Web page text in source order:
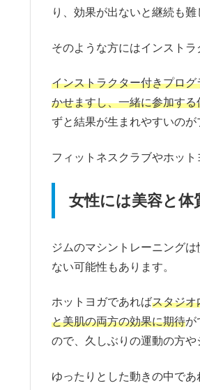
り、効果が出ないと継続も難
そのような方にはインスト
インストラクター付きプロ
かせますし、一緒に参加す
ずと結果が生まれやすいのが
フィットネスクラブやホッ
女性には美容と
ジムのマシントレーニング
ない可能性もあります。
ホットヨガであればスタジオ
と美肌の両方の効果に期待が
ので、久しぶりの運動の方や
ゆったりとした動きの中であ